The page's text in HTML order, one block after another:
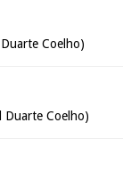
Coelho)
Duarte Coelho)